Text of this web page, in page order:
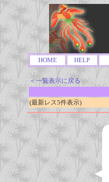
HOME HELP
＜一覧表示に戻る
(最新レス5件表示)